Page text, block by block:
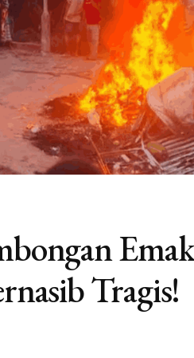
Tragis!